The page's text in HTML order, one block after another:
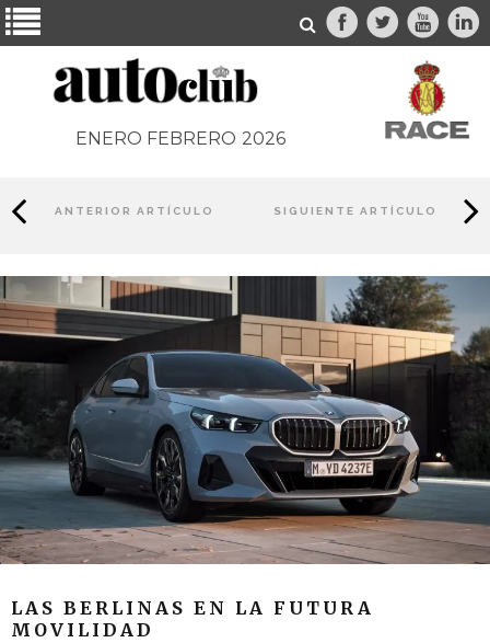
ENERO FEBRERO 2026
ANTERIOR ARTÍCULO SIGUIENTE ARTÍCULO
LAS BERLINAS EN LA FUTURA
MOVILIDAD